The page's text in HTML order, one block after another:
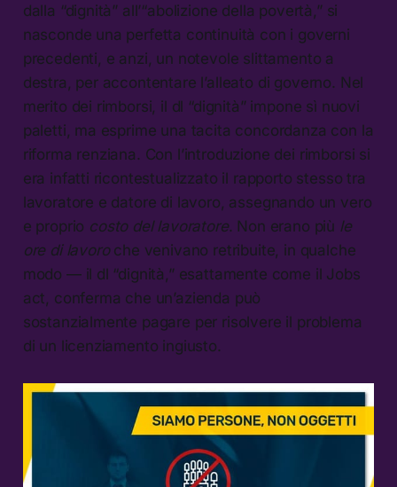
dalla “dignità” all’“abolizione della povertà,” si
nasconde una perfetta continuità con i governi
precedenti, e anzi, un notevole slittamento a
destra, per accontentare l’alleato di governo. Nel
merito dei rimborsi, il dl “dignità” impone sì nuovi
paletti, ma esprime una tacita concordanza con la
riforma renziana. Con l’introduzione dei rimborsi si
era infatti ricontestualizzato il rapporto stesso tra
lavoratore e datore di lavoro, assegnando un vero
e proprio costo del lavoratore. Non erano più le
ore di lavoro che venivano retribuite, in qualche
modo — il dl “dignità,” esattamente come il Jobs
act, conferma che un’azienda può
sostanzialmente pagare per risolvere il problema
di un licenziamento ingiusto.